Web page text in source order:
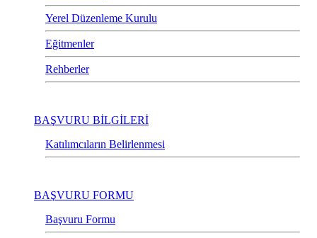
Yerel Düzenleme Kurulu
Eğitmenler
Rehberler
BAŞVURU BİLGİLERİ
Katılımcıların Belirlenmesi
BAŞVURU FORMU
Başvuru Formu